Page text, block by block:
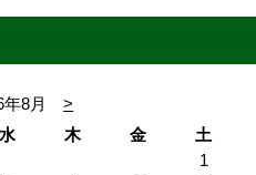
年8月
>
水 木 金
土
1